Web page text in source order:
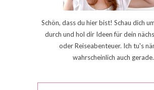
Schön, dass du hier bist! Schau dich
durch und hol dir Ideen für dein
oder Reiseabenteuer. Ich tu's
wahrscheinlich auch gerade.